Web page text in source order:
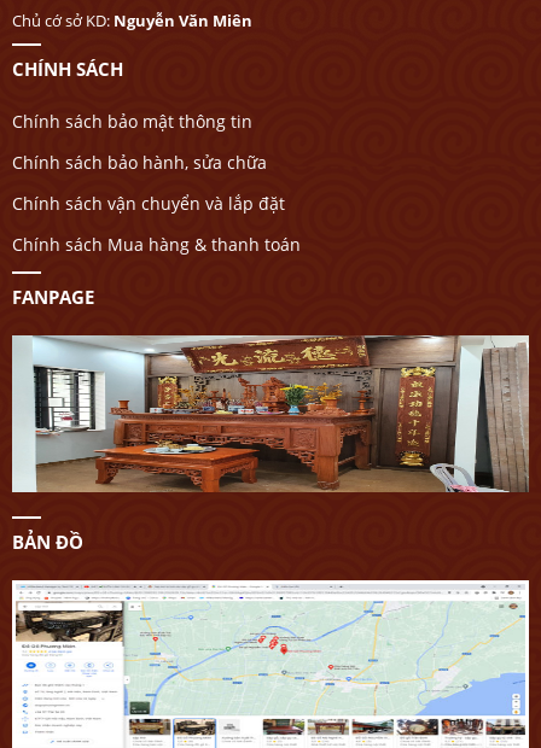
Chủ cớ sở KD: Nguyễn Văn Miên
CHÍNH SÁCH
Chính sách bảo mật thông tin
Chính sách bảo hành, sửa chữa
Chính sách vận chuyển và lắp đặt
Chính sách Mua hàng & thanh toán
FANPAGE
BẢN ĐỒ